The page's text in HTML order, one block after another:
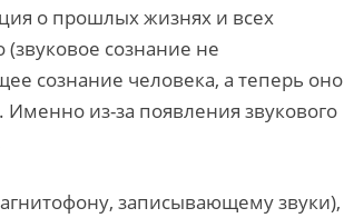
о прошлых жизнях и всех
сознание не
сознание человека, а теперь оно
Именно из-за появления звукового
записывающему звуки),